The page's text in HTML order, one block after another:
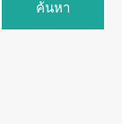
สำหรับ: